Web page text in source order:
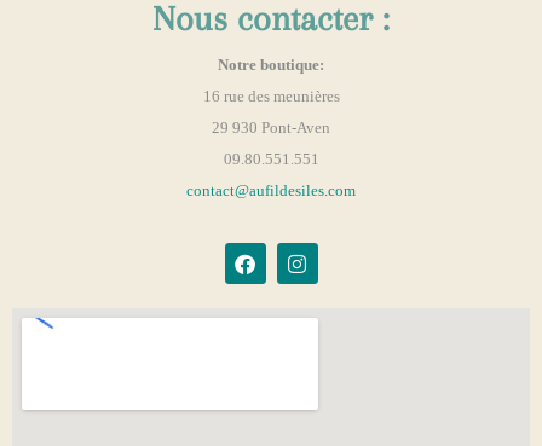
Nous contacter :
Notre boutique:
16 rue des meunières
29 930 Pont-Aven
09.80.551.551
contact@aufildesiles.com